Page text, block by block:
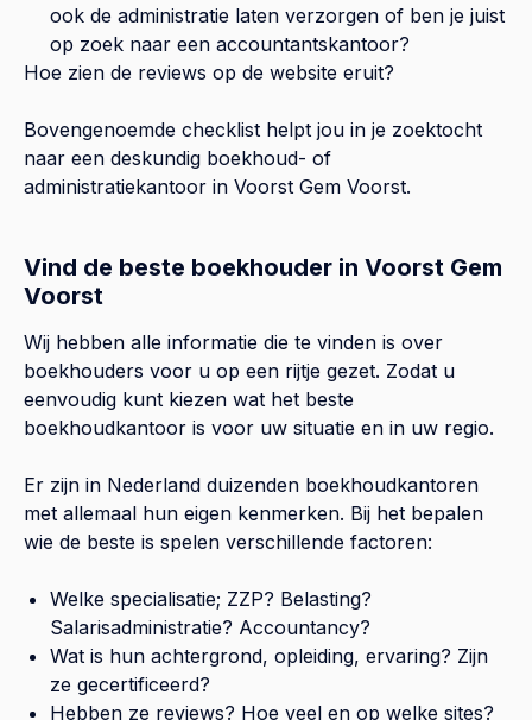
ook de administratie laten verzorgen of ben je juist
op zoek naar een accountantskantoor?
Hoe zien de reviews op de website eruit?
Bovengenoemde checklist helpt jou in je zoektocht
naar een deskundig boekhoud- of
administratiekantoor in Voorst Gem Voorst.
Vind de beste boekhouder in Voorst Gem
Voorst
Wij hebben alle informatie die te vinden is over
boekhouders voor u op een rijtje gezet. Zodat u
eenvoudig kunt kiezen wat het beste
boekhoudkantoor is voor uw situatie en in uw regio.
Er zijn in Nederland duizenden boekhoudkantoren
met allemaal hun eigen kenmerken. Bij het bepalen
wie de beste is spelen verschillende factoren:
Welke specialisatie; ZZP? Belasting?
Salarisadministratie? Accountancy?
Wat is hun achtergrond, opleiding, ervaring? Zijn
ze gecertificeerd?
Hebben ze reviews? Hoe veel en op welke sites?